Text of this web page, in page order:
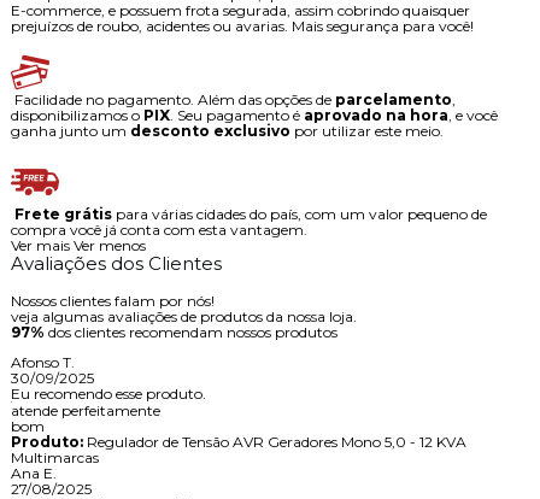
E-commerce, e possuem frota segurada, assim cobrindo quaisquer
prejuízos de roubo, acidentes ou avarias. Mais segurança para você!
Facilidade no pagamento. Além das opções de parcelamento
disponibilizamos o PIX. Seu pagamento é aprovado na hora , e você
ganha junto um desconto exclusivo por utilizar este meio.
Frete grátispara várias cidades do país, com um valor pequeno de
compra você já conta com esta vantagem.
Ver mais Ver menos
Avaliações dos Clientes
Nossos clientes falam por nós!
veja algumas avaliações de produtos da nossa loja.
97% dos clientes recomendam nossos produtos
Afonso T.
30/09/2025
Eu recomendo esse produto.
atende perfeitamente
bom
Produto:Regulador de Tensão AVR Geradores Mono 5,0 - 12 KVA
Multimarcas
Ana E.
27/08/2025